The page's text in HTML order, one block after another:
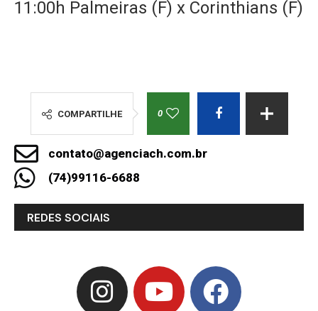
11:00h Palmeiras (F) x Corinthians (F)
COMPARTILHE 0
contato@agenciach.com.br
(74)99116-6688
REDES SOCIAIS